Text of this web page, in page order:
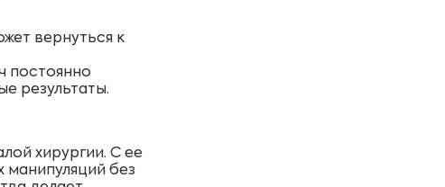
вернуться к
постоянно
результаты.
хирургии. С ее
без